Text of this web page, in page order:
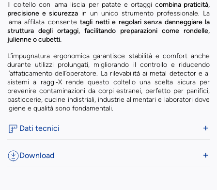
Il coltello con lama liscia per patate e ortaggi combina praticità,
precisione e sicurezza in un unico strumento professionale. La
lama affilata consentetagli netti e regolari senza danneggiare la
struttura degli ortaggi, facilitando preparazioni come rondelle,
julienne o cubetti.
L’impugnatura ergonomica garantisce stabilità e comfort anche
durante utilizzi prolungati, migliorando il controllo e riducendo
l’affaticamento dell’operatore. La rilevabilità ai metal detector e ai
sistemi a raggi‑X rende questo coltello una scelta sicura per
prevenire contaminazioni da corpi estranei, perfetto per panifici,
pasticcerie, cucine indistriali, industrie alimentari e laboratori dove
igiene e qualità sono fondamentali.
Dati tecnici
Download